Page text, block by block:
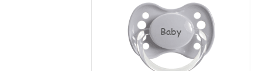
Baby